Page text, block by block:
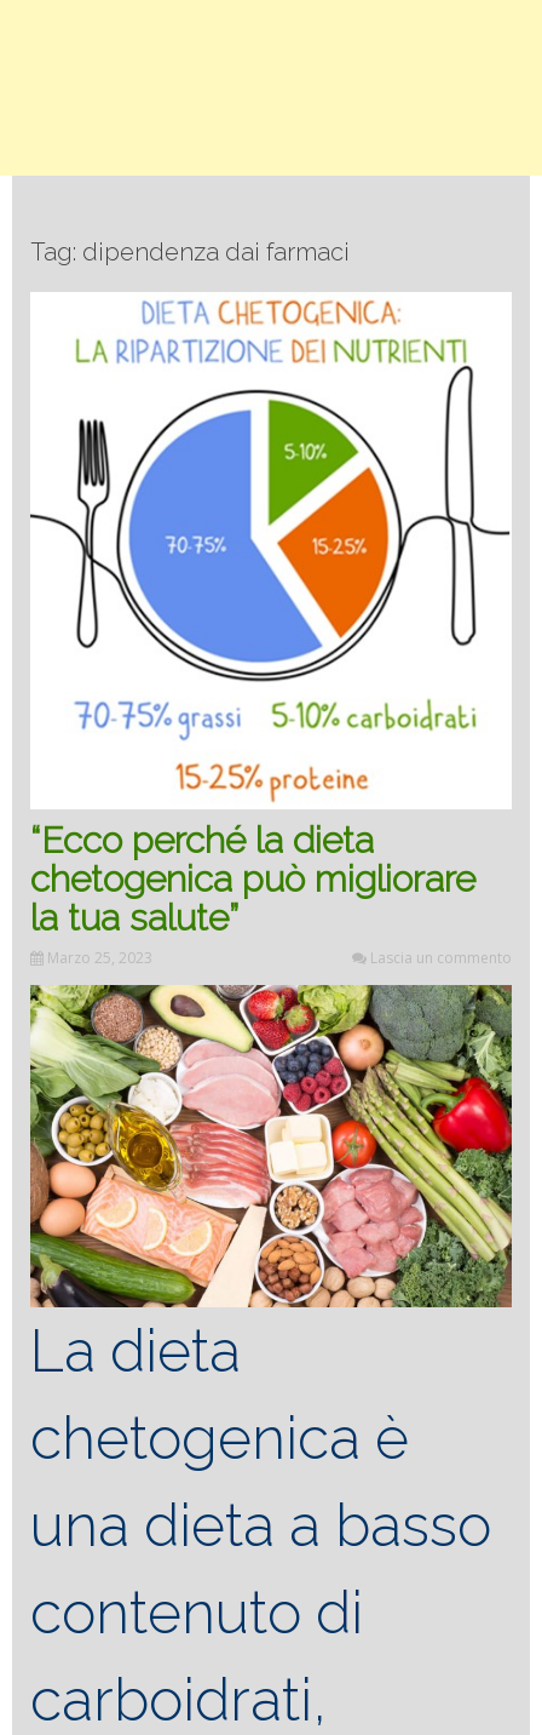
Tag: dipendenza dai farmaci
“Ecco perché la dieta
chetogenica può migliorare
la tua salute”
Marzo 25, 2023 Lascia un commento
La dieta
chetogenica è
una dieta a basso
contenuto di
carboidrati,